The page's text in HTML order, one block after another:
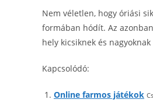
Nem véletlen, hogy óriási
formában hódít. Az
hely kicsiknek és
Kapcsolódó:
Online farmos játékok